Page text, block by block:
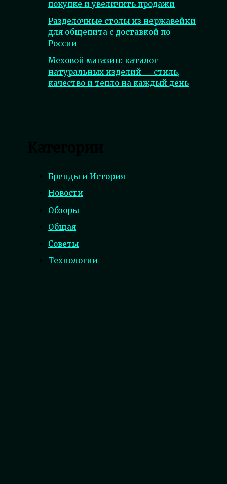
покупке и увеличить продажи
Разделочные столы из нержавейки
для общепита с доставкой по
России
Меховой магазин: каталог
натуральных изделий — стиль,
качество и тепло на каждый день
Бренды и История
Новости
Обзоры
Общая
Советы
Технологии